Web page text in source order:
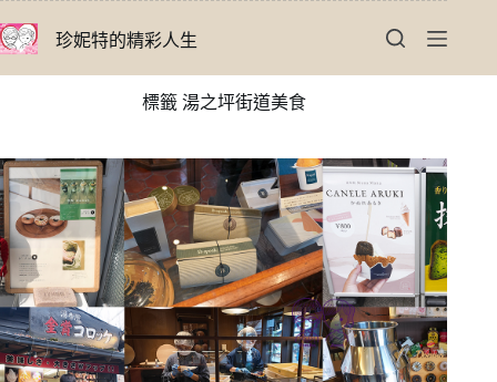
至
珍妮特的精彩人生
標籤湯之坪街道美食